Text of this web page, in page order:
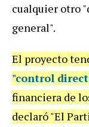
cualquier otro
general".
El proyecto
"control
financiera de
declaró "El